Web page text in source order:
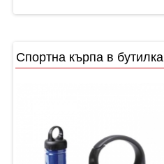
Спортна кърпа в бутилка